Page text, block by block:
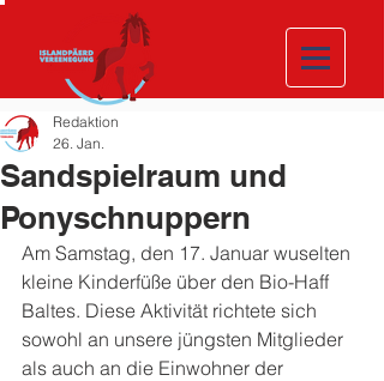
Sandspielraum und
Ponyschnuppern
Redaktion
26. Jan.
Am Samstag, den 17. Januar wuselten
kleine Kinderfüße über den Bio-Haff
Baltes. Diese Aktivität richtete sich
sowohl an unsere jüngsten Mitglieder
als auch an die Einwohner der